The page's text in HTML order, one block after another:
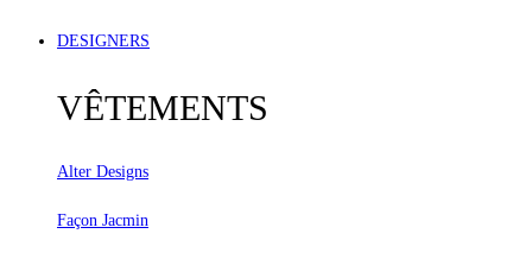
DESIGNERS
VÊTEMENTS
Alter Designs
Façon Jacmin